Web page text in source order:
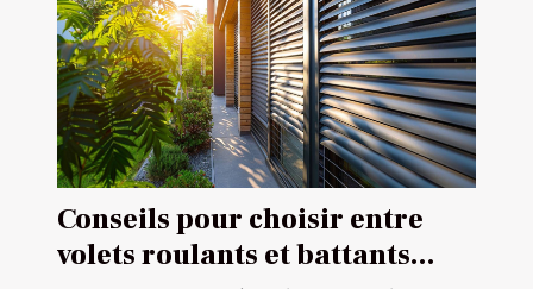
Conseils pour choisir entre
volets roulants et battants